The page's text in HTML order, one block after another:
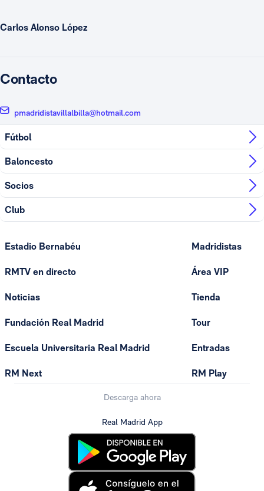
Carlos Alonso López
Contacto
pmadridistavillalbilla@hotmail.com
Fútbol
Baloncesto
Socios
Club
Estadio Bernabéu
RMTV en directo
Noticias
Fundación Real Madrid
Escuela Universitaria Real Madrid
RM Next
Madridistas
Área VIP
Tienda
Tour
Entradas
RM Play
Descarga ahora
Real Madrid App